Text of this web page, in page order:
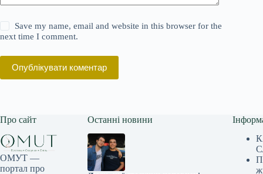
Save my name, email and website in this browser for the
next time I comment.
Опублікувати коментар
Про сайт
ОМУТ —
портал про
Останні новини